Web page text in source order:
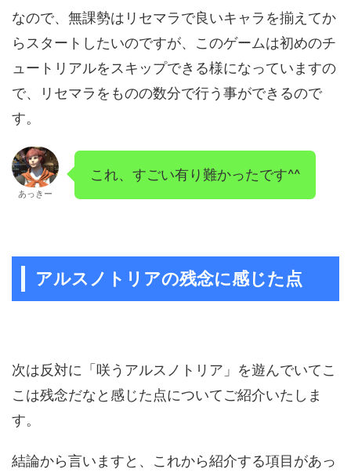
なので、無課勢はリセマラで良いキャラを揃えてか
らスタートしたいのですが、このゲームは初めのチ
ュートリアルをスキップできる様になっていますの
で、リセマラをものの数分で行う事ができるので
す。
あっきー
これ、すごい有り難かったです^^
アルスノトリアの残念に感じた点
次は反対に「咲うアルスノトリア」を遊んでいてこ
こは残念だなと感じた点についてご紹介いたしま
す。
結論から言いますと、これから紹介する項目があっ